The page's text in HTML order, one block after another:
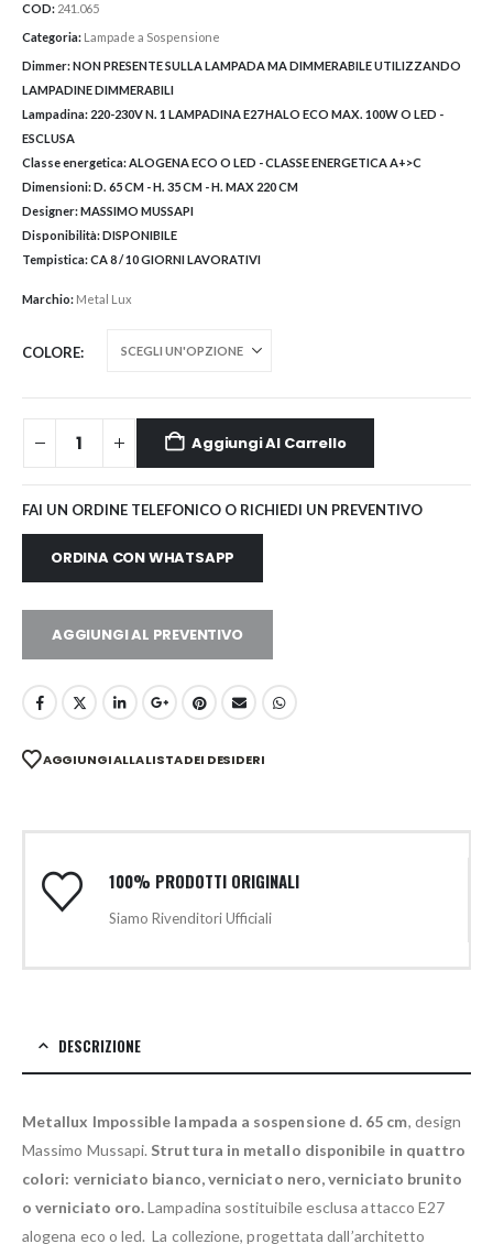
COD: 241.065
Categoria: Lampade a Sospensione
Dimmer:NON PRESENTE SULLA LAMPADA MA DIMMERABILE UTILIZZANDO
LAMPADINE DIMMERABILI
Lampadina: 220-230V N. 1 LAMPADINA E27 HALO ECO MAX. 100W O LED -
ESCLUSA
Classe energetica: ALOGENA ECO O LED - CLASSE ENERGETICA A+>C
Dimensioni:D. 65 CM - H. 35 CM - H. MAX 220 CM
Designer:MASSIMO MUSSAPI
Disponibilità:DISPONIBILE
Tempistica:CA 8 / 10 GIORNI LAVORATIVI
Marchio: Metal Lux
COLORE
Aggiungi Al Carrello
FAI UN ORDINE TELEFONICO O RICHIEDI UN PREVENTIVO
ORDINA CON WHATSAPP
AGGIUNGI AL PREVENTIVO
AGGIUNGI ALLA LISTA DEI DESIDERI
100% PRODOTTI ORIGINALI
Siamo Rivenditori Ufficiali
DESCRIZIONE
Metallux Impossible lampada a sospensione d. 65 cm, design
Massimo Mussapi. Struttura in metallo disponibile in quattro
colori: verniciato bianco, verniciato nero, verniciato brunito
o verniciato oro.Lampadina sostituibile esclusa attacco E27
alogena eco o led. La collezione, progettata dall’architetto